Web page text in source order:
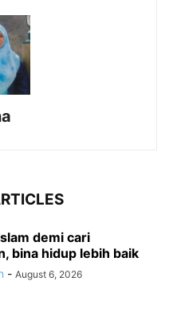
demi cari
bina hidup lebih baik
- August 6, 2026